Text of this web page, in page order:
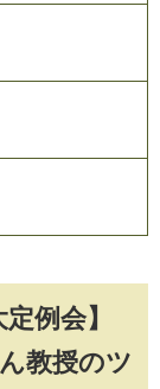
例会】
教授のツ